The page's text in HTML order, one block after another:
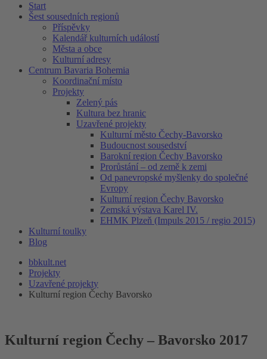
Start
Šest sousedních regionů
Příspěvky
Kalendář kulturních událostí
Města a obce
Kulturní adresy
Centrum Bavaria Bohemia
Koordinační místo
Projekty
Zelený pás
Kultura bez hranic
Uzavřené projekty
Kulturní město Čechy-Bavorsko
Budoucnost sousedství
Barokní region Čechy Bavorsko
Prorůstání – od země k zemi
Od panevropské myšlenky do společné
Evropy
Kulturní region Čechy Bavorsko
Zemská výstava Karel IV.
EHMK Plzeň (Impuls 2015 / regio 2015)
Kulturní toulky
Blog
bbkult.net
Projekty
Uzavřené projekty
Kulturní region Čechy Bavorsko
Kulturní region Čechy – Bavorsko 2017